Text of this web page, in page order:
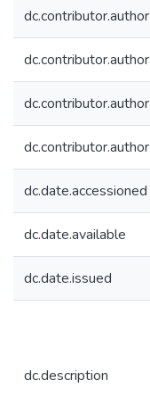
dc.contributor.author
dc.contributor.author
dc.contributor.author
dc.contributor.author
dc.date.accessioned
dc.date.available
dc.date.issued
dc.description